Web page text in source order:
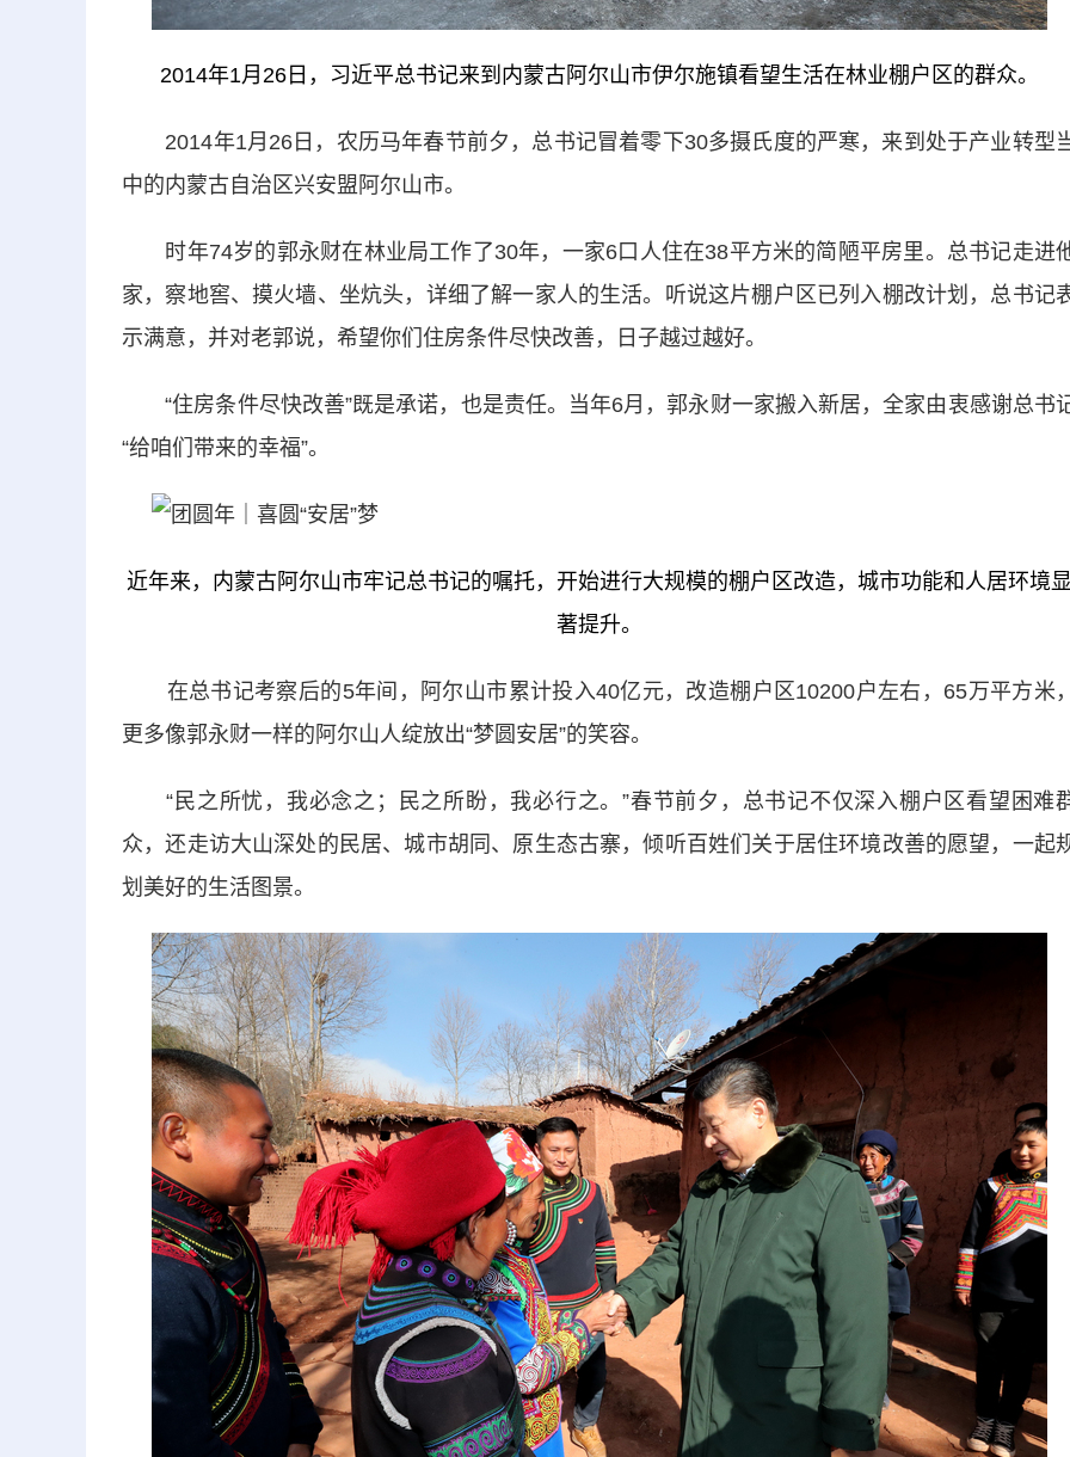
2014年1月26日，习近平总书记来到内蒙古阿尔山市伊尔施镇看望生活在林业棚户区的群众。
2014年1月26日，农历马年春节前夕，总书记冒着零下30多摄氏度的严寒，来到处于产业转型
中的内蒙古自治区兴安盟阿尔山市。
时年74岁的郭永财在林业局工作了30年，一家6口人住在38平方米的简陋平房里。总书记走进
家，察地窖、摸火墙、坐炕头，详细了解一家人的生活。听说这片棚户区已列入棚改计划，总书记
示满意，并对老郭说，希望你们住房条件尽快改善，日子越过越好。
“住房条件尽快改善”既是承诺，也是责任。当年6月，郭永财一家搬入新居，全家由衷感谢总书
“给咱们带来的幸福”。
近年来，内蒙古阿尔山市牢记总书记的嘱托，开始进行大规模的棚户区改造，城市功能和人居环境显
著提升。
在总书记考察后的5年间，阿尔山市累计投入40亿元，改造棚户区10200户左右，65万平方米，
更多像郭永财一样的阿尔山人绽放出“梦圆安居”的笑容。
“民之所忧，我必念之；民之所盼，我必行之。”春节前夕，总书记不仅深入棚户区看望困难
众，还走访大山深处的民居、城市胡同、原生态古寨，倾听百姓们关于居住环境改善的愿望，一起
划美好的生活图景。